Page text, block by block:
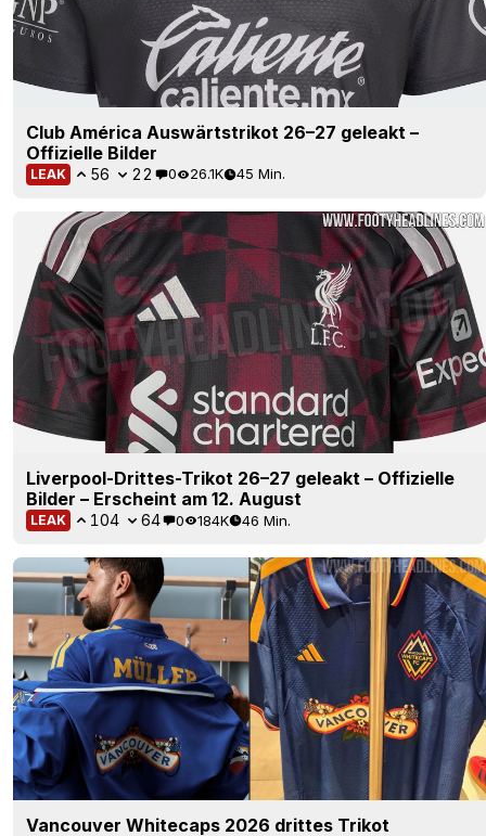
Club América Auswärtstrikot 26–27 geleakt –
Offizielle Bilder
LEAK 56 22 0 26.1K 45 Min.
Liverpool-Drittes-Trikot 26–27 geleakt – Offizielle
Bilder – Erscheint am 12. August
LEAK 104 64 0 184K 46 Min.
Vancouver Whitecaps 2026 drittes Trikot